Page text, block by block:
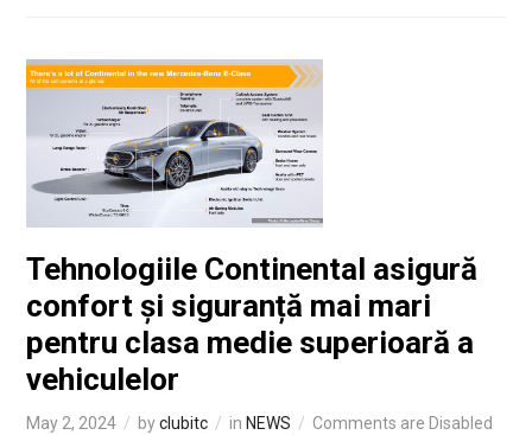
Tehnologiile Continental asigură
confort și siguranță mai mari
pentru clasa medie superioară a
vehiculelor
May 2, 2024 byclubitc in NEWS Comments are Disabled